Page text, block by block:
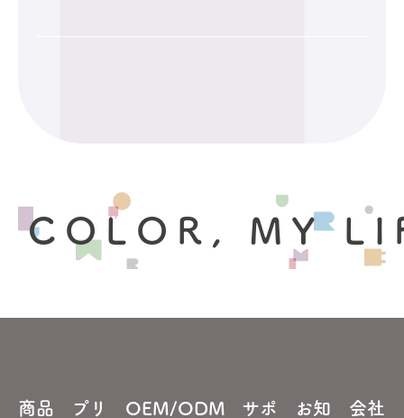
COLOR, MY
商品
プリ
OEM/ODM
サポ
お知
会社